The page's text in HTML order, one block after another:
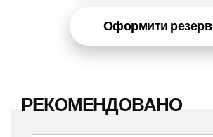
Оформити резерв
РЕКОМЕНДОВАНО